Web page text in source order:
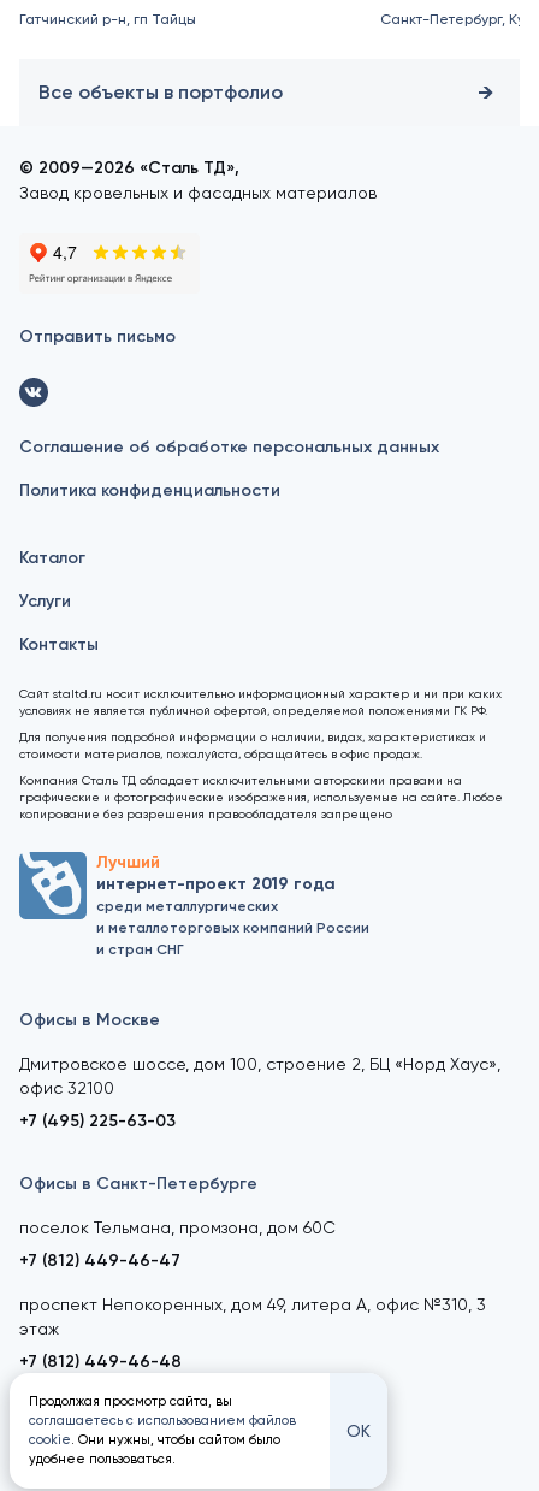
Гатчинский р-н, гп Тайцы Санкт-Петербург,
Все объекты в портфолио
© 2009—2026 «Сталь ТД»,
Завод кровельных и фасадных материалов
Отправить письмо
Соглашение об обработке персональных данных
Политика конфиденциальности
Каталог
Услуги
Контакты
Сайт staltd.ru носит исключительно информационный характер и ни при каких
условиях не является публичной офертой, определяемой положениями ГК РФ.
Для получения подробной информации о наличии, видах, характеристиках и
стоимости материалов, пожалуйста, обращайтесь в офис продаж.
Компания Сталь ТД обладает исключительными авторскими правами на
графические и фотографические изображения, используемые на сайте. Любое
копирование без разрешения правообладателя запрещено
Лучший
интернет-проект 2019 года
среди металлургических
и металлоторговых компаний России
и стран СНГ
Офисы в Москве
Дмитровское шоссе, дом 100, строение 2, БЦ «Норд Хаус»,
офис 32100
+7 (495) 225-63-03
Офисы в Санкт-Петербурге
поселок Тельмана, промзона, дом 60С
+7 (812) 449-46-47
проспект Непокоренных, дом 49, литера А, офис №310, 3
этаж
+7 (812) 449-46-48
Продолжая просмотр сайта, вы
соглашаетесь с использованием файлов
cookie. Они нужны, чтобы сайтом было
удобнее пользоваться.
ОК